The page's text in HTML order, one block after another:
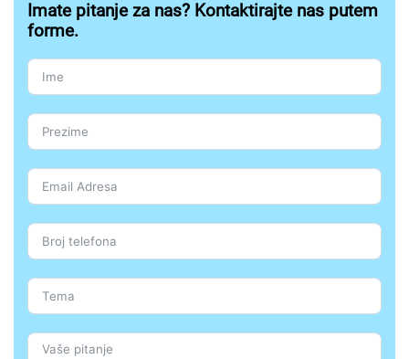
Imate pitanje za nas? Kontaktirajte nas putem
forme.